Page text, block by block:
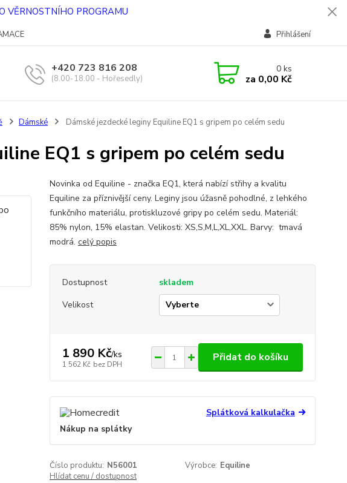
VĚRNOSTNÍHO PROGRAMU
Přihlášení
+420 723 816 208
(8.00-18.00 - Hořesedly)
0ks
za 0,00 Kč
Dámské Dámské jezdecké leginy Equiline EQ1 s gripem po celém sedu
EQ1 s gripem po celém sedu
Novinka od Equiline - značka EQ1, která nabízí střihy a kvalitu
Equiline za příznivější ceny. Leginy jsou úžasně pohodlné, z lehkého
funkčního materiálu, protiskluzové gripy po celém sedu. Materiál:
85% nylon, 15% elastan. Velikosti: XS,S,M,L,XL,XXL. Barvy: tmavá
modrá. celý popis
Dostupnost
skladem
Velikost
1 890 Kč/ks
1 562 Kč bez DPH
Přidat do košíku
Splátková kalkulačka
Nákup na splátky
Číslo produktu: N56001 Výrobce: Equiline
Hlídat cenu / dostupnost